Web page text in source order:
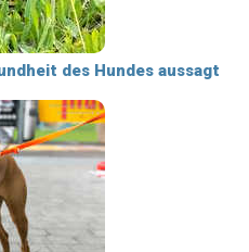
des Hundes aussagt